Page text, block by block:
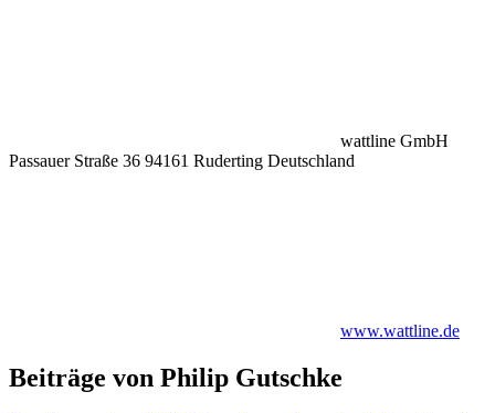
wattline GmbH
Passauer Straße 36 94161 Ruderting Deutschland
www.wattline.de
Beiträge von Philip Gutschke